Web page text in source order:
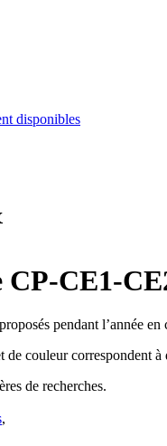
disponibles
CP-CE1-
pendant l’année
de couleurcorrespondent à
de recherches.
,